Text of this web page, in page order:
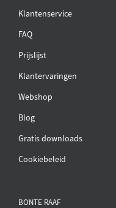
Klantenservice
FAQ
Prijslijst
Klantervaringen
Webshop
Blog
Gratis downloads
Cookiebeleid
BONTE RAAF